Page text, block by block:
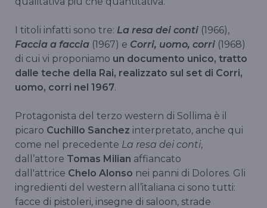
I titoli infatti sono tre: La resa dei conti (1966),
Faccia a faccia (1967) e Corri, uomo, corri (1968)
di cui vi proponiamo un documento unico, tratto
dalle teche della Rai, realizzato sul set di Corri,
uomo, corri nel 1967.
Protagonista del terzo western di Sollima è il
picaro Cuchillo Sanchez interpretato, anche qui
come nel precedente La resa dei conti,
dall’attore Tomas Milian affiancato
dall'attrice Chelo Alonso nei panni di Dolores. Gli
ingredienti del western all’italiana ci sono tutti:
facce di pistoleri, insegne di saloon, strade